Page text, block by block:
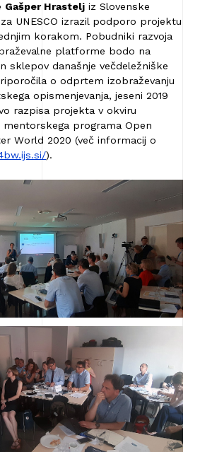
Gašper Hrastelj iz Slovenske
UNESCO izrazil podporo projektu
korakom. Pobudniki razvoja
platforme bodo na
sklepov današnje večdeležniške
o odprtem izobraževanju
opismenjevanja, jeseni 2019
razpisa projekta v okviru
mentorskega programa Open
World 2020 (več informacij o
).